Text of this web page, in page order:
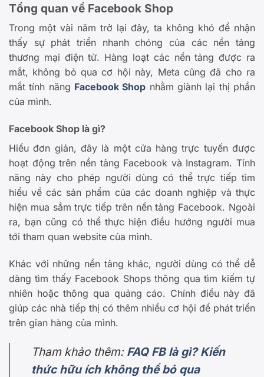
Tổng quan về Facebook Shop
Trong một vài năm trở lại đây, ta không khó để nhận
thấy sự phát triển nhanh chóng của các nền tảng
thương mại điện tử. Hàng loạt các nền tảng được ra
mắt, không bỏ qua cơ hội này, Meta cũng đã cho ra
mắt tính năng Facebook Shop nhằm giành lại thị phần
của mình.
Facebook Shop là gì?
Hiểu đơn giản, đây là một cửa hàng trực tuyến được
hoạt động trên nền tảng Facebook và Instagram. Tính
năng này cho phép người dùng có thể trực tiếp tìm
hiểu về các sản phẩm của các doanh nghiệp và thực
hiện mua sắm trực tiếp trên nền tảng Facebook. Ngoài
ra, bạn cũng có thể thực hiện điều hướng người mua
tới tham quan website của mình.
Khác với những nền tảng khác, người dùng có thể dễ
dàng tìm thấy Facebook Shops thông qua tìm kiếm tự
nhiên hoặc thông qua quảng cáo. Chính điều này đã
giúp các nhà tiếp thị có thêm nhiều cơ hội để phát triển
trên gian hàng của mình.
Tham khảo thêm: FAQ FB là gì? Kiến
thức hữu ích không thể bỏ qua